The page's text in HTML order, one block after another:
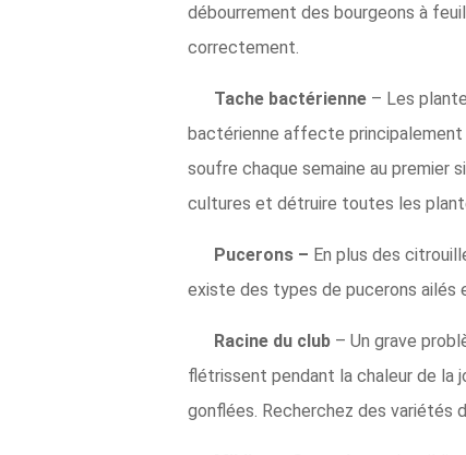
débourrement des bourgeons à
correctement.
Tache bactérienne – Les
bactérienne affecte principalement
soufre chaque semaine au premier
cultures et détruire toutes les
Pucerons – En plus des
existe des types de pucerons ailés
Racine du club – Un grave
flétrissent pendant la chaleur de la
gonflées. Recherchez des variétés